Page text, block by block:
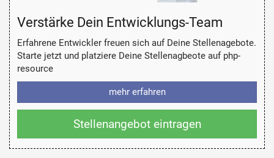
Verstärke Dein Entwicklungs-Team
Erfahrene Entwickler freuen sich auf Deine Stellenagebote.
Starte jetzt und platziere Deine Stellenagbeote auf php-
resource
mehr erfahren
Stellenangebot eintragen